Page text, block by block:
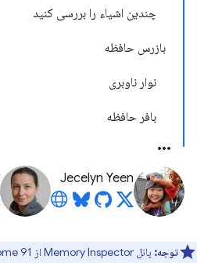
چندین اشیاء را بررسی کنید
بازرس حافظه
نوار ناوبری
بافر حافظه
Jecelyn Yeen
توجه: